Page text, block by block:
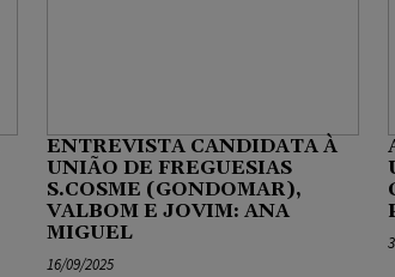
ENTREVISTA CANDIDATA À
UNIÃO DE FREGUESIAS
S.COSME (GONDOMAR),
VALBOM E JOVIM: ANA
MIGUEL
16/09/2025